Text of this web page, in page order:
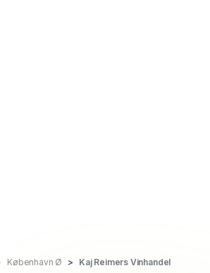
København Ø Kaj Reimers Vinhandel